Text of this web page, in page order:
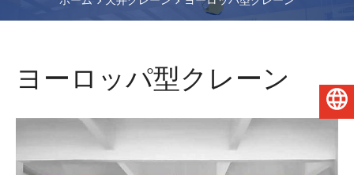
ヨーロッパ型クレーン 日本語